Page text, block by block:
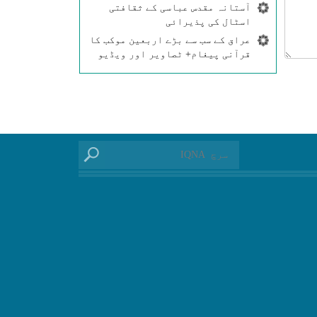
آستانہ مقدس عباسی کے ثقافتی
اسٹال کی پذیرائی
عراق کے سب سے بڑے اربعین موکب کا
قرآنی پیغام+ ٹصاویر اور ویڈیو